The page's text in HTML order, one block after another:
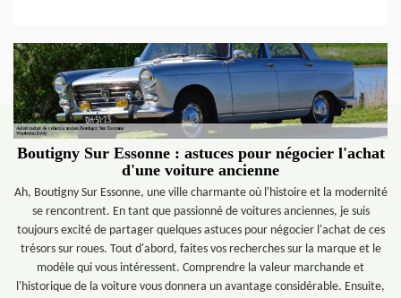
Boutigny Sur Essonne : astuces pour négocier l'achat
d'une voiture ancienne
Ah, Boutigny Sur Essonne, une ville charmante où l'histoire et la modernité
se rencontrent. En tant que passionné de voitures anciennes, je suis
toujours excité de partager quelques astuces pour négocier l'achat de ces
trésors sur roues. Tout d'abord, faites vos recherches sur la marque et le
modèle qui vous intéressent. Comprendre la valeur marchande et
l'historique de la voiture vous donnera un avantage considérable. Ensuite,